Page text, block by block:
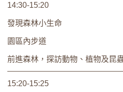
14:30-15:20
發現森林小生命
園區內步道
前進森林，探訪動物、植物及昆
15:20-15:25